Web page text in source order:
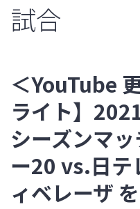
試合
＜YouTube
ライト】
シーズンマ
ー20 vs.日テ
ィベレーザ